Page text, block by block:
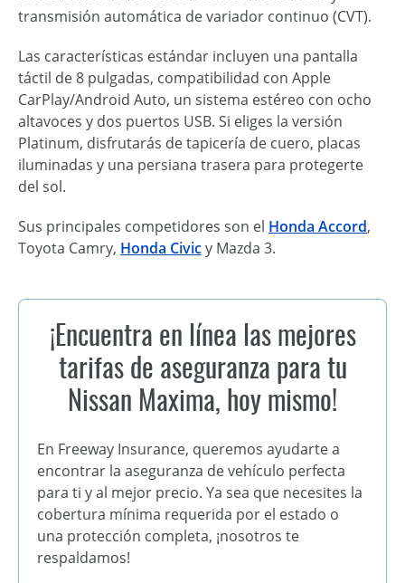
transmisión automática de variador continuo (CVT).
Las características estándar incluyen una pantalla
táctil de 8 pulgadas, compatibilidad con Apple
CarPlay/Android Auto, un sistema estéreo con ocho
altavoces y dos puertos USB. Si eliges la versión
Platinum, disfrutarás de tapicería de cuero, placas
iluminadas y una persiana trasera para protegerte
del sol.
Sus principales competidores son el Honda Accord,
Toyota Camry, Honda Civicy Mazda 3.
¡Encuentra en línea las mejores
tarifas de aseguranza para tu
Nissan Maxima, hoy mismo!
En Freeway Insurance, queremos ayudarte a
encontrar la aseguranza de vehículo perfecta
para ti y al mejor precio. Ya sea que necesites la
cobertura mínima requerida por el estado o
una protección completa, ¡nosotros te
respaldamos!